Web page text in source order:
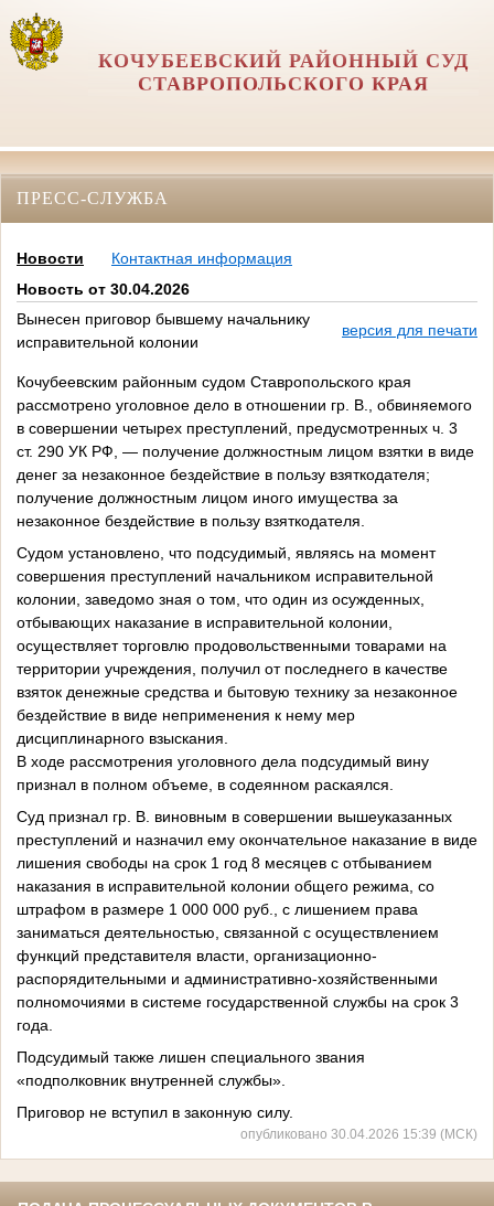
КОЧУБЕЕВСКИЙ РАЙОННЫЙ СУД
СТАВРОПОЛЬСКОГО КРАЯ
ПРЕСС-СЛУЖБА
Новости
Контактная информация
Новость от 30.04.2026
Вынесен приговор бывшему начальнику
исправительной колонии
версия для печати
Кочубеевским районным судом Ставропольского края
рассмотрено уголовное дело в отношении гр. В., обвиняемого
в совершении четырех преступлений, предусмотренных ч. 3
ст. 290 УК РФ, — получение должностным лицом взятки в виде
денег за незаконное бездействие в пользу взяткодателя;
получение должностным лицом иного имущества за
незаконное бездействие в пользу взяткодателя.
Судом установлено, что подсудимый, являясь на момент
совершения преступлений начальником исправительной
колонии, заведомо зная о том, что один из осужденных,
отбывающих наказание в исправительной колонии,
осуществляет торговлю продовольственными товарами на
территории учреждения, получил от последнего в качестве
взяток денежные средства и бытовую технику за незаконное
бездействие в виде неприменения к нему мер
дисциплинарного взыскания.
В ходе рассмотрения уголовного дела подсудимый вину
признал в полном объеме, в содеянном раскаялся.
Суд признал гр. В. виновным в совершении вышеуказанных
преступлений и назначил ему окончательное наказание в виде
лишения свободы на срок 1 год 8 месяцев с отбыванием
наказания в исправительной колонии общего режима, со
штрафом в размере 1 000 000 руб., с лишением права
заниматься деятельностью, связанной с осуществлением
функций представителя власти, организационно-
распорядительными и административно-хозяйственными
полномочиями в системе государственной службы на срок 3
года.
Подсудимый также лишен специального звания
«подполковник внутренней службы».
Приговор не вступил в законную силу.
опубликовано 30.04.2026 15:39 (МСК)